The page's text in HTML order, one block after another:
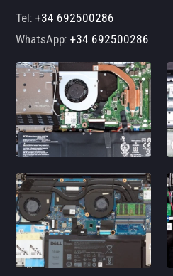
Tel:+34 692500286
WhatsApp:+34 692500286